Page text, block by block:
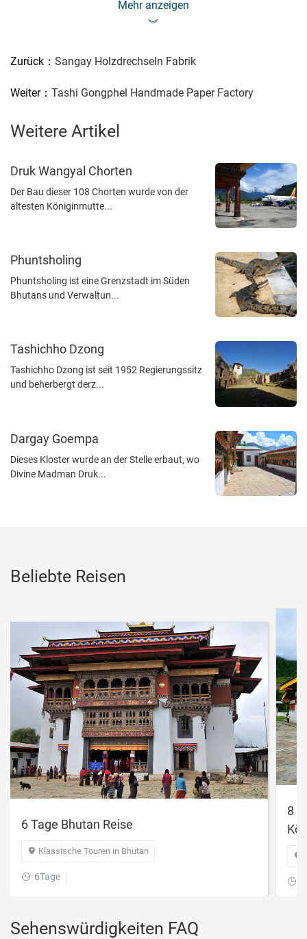
Mehr anzeigen
︾
Zurück： Sangay Holzdrechseln Fabrik
Weiter： Tashi Gongphel Handmade Paper Factory
Weitere Artikel
Druk Wangyal Chorten
Der Bau dieser 108 Chorten wurde von der
ältesten Königinmutte...
Phuntsholing
Phuntsholing ist eine Grenzstadt im Süden
Bhutans und Verwaltun...
Tashichho Dzong
Tashichho Dzong ist seit 1952 Regierungssitz
und beherbergt derz...
Dargay Goempa
Dieses Kloster wurde an der Stelle erbaut, wo
Divine Madman Druk...
Beliebte Reisen
6 Tage Bhutan Reise
 Klassische Touren in Bhutan
 6Tage
8


Sehenswürdigkeiten FAQ